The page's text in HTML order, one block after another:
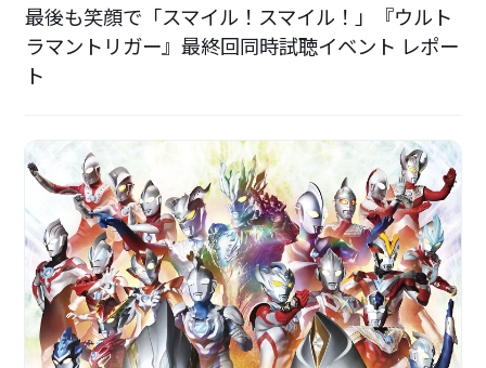
最後も笑顔で「スマイル！スマイル！」『ウルト
ラマントリガー』最終回同時試聴イベント レポー
ト